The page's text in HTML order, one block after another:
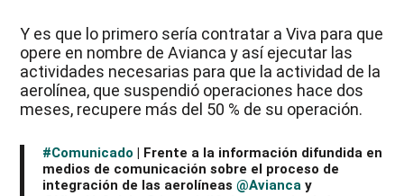
Y es que lo primero sería contratar a Viva para que
opere en nombre de Avianca y así ejecutar las
actividades necesarias para que la actividad de la
aerolínea, que suspendió operaciones hace dos
meses, recupere más del 50 % de su operación.
#Comunicado | Frente a la información difundida en
medios de comunicación sobre el proceso de
integración de las aerolíneas@Avianca y